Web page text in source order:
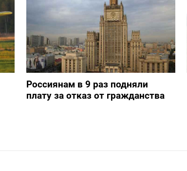
Россиянам в 9 раз подняли
плату за отказ от гражданства